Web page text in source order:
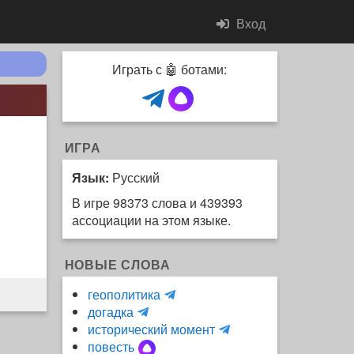
Вход
Играть с 🤖 ботами:
ИГРА
Язык: Русский
В игре 98373 слова и 439393
ассоциации на этом языке.
НОВЫЕ СЛОВА
геополитика
H
d
догадка
m
a
r
исторический момент
и
повесть